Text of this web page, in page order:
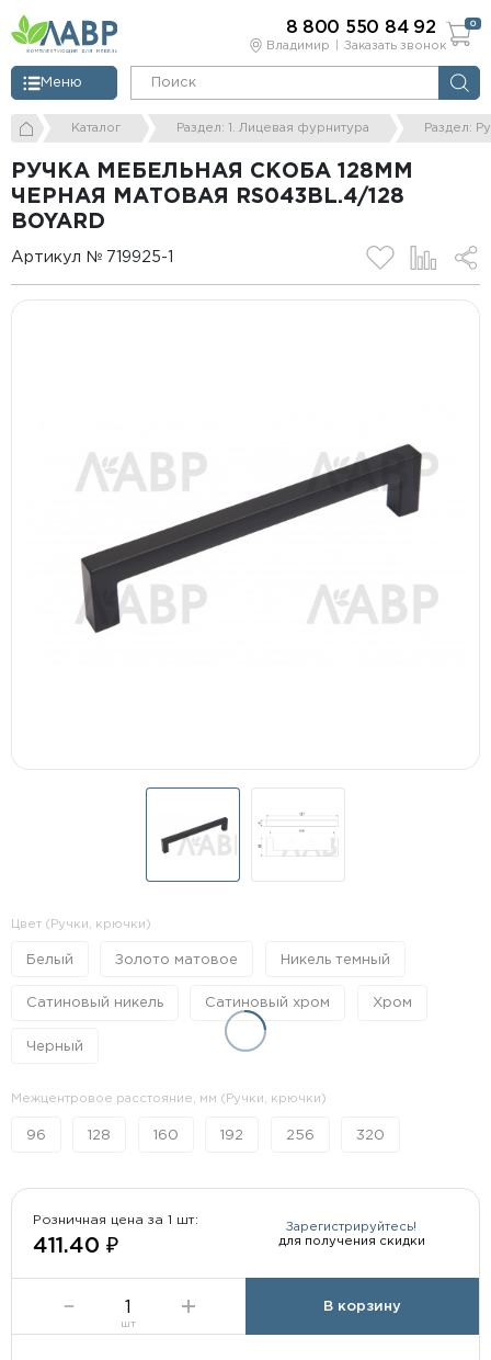
Владимир Заказать звонок
Меню
8 800 550 84 92 0
Каталог Раздел: 1. Лицевая фурнитура Раздел:
РУЧКА МЕБЕЛЬНАЯ СКОБА 128ММ
ЧЕРНАЯ МАТОВАЯ RS043BL.4/128
BOYARD
Артикул № 719925-1
Цвет (Ручки, крючки)
Белый Золото матовое Никель темный
Сатиновый никель Сатиновый хром Хром
Черный
Межцентровое расстояние, мм (Ручки, крючки)
96 128 160 192 256 320
Розничная цена за 1 шт:
411.40 ₽
Зарегистрируйтесь!
для получения скидки
шт
В корзину